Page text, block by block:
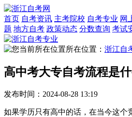
首页 自考资讯 主考院校 自考专业 网
题 地方自考 政策动态 分数查询 考试
所在位置： 浙江自
高中考大专自考流程是
发布时间：2024-08-28 13:19
如果学历只有高中的话，在当今这个